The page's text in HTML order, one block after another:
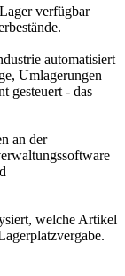
verfügbar
automatisiert
Umlagerungen
gesteuert - das
an der
welche Artikel